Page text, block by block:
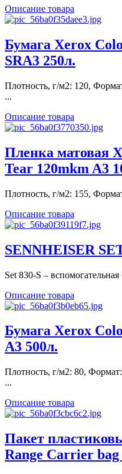
Описание товара
Бумага Xerox
SRA3 250л.
Плотность, г/м2: 120,
...
Описание товара
Пленка матовая
Tear 120mkm A3
Плотность, г/м2: 155,
Описание товара
SENNHEISER
Set 830-S –
Описание товара
Бумага Xerox
A3 500л.
Плотность, г/м2: 80,
...
Описание товара
Пакет
Range Carrier